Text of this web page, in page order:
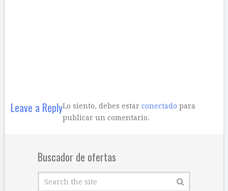
Leave a ReplyLo siento, debes estar conectado para
publicar un comentario.
Buscador de ofertas